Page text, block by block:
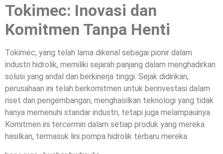
Tokimec: Inovasi dan
Komitmen Tanpa Henti
Tokimec, yang telah lama dikenal sebagai pionir dalam
industri hidrolik, memiliki sejarah panjang dalam menghadirkan
solusi yang andal dan berkinerja tinggi. Sejak didirikan,
perusahaan ini telah berkomitmen untuk berinvestasi dalam
riset dan pengembangan, menghasilkan teknologi yang tidak
hanya memenuhi standar industri, tetapi juga melampauinya.
Komitmen ini tercermin dalam setiap produk yang mereka
hasilkan, termasuk lini pompa hidrolik terbaru mereka.